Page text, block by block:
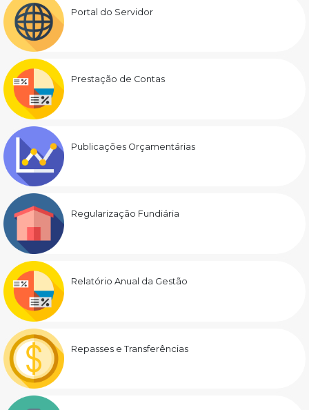
Portal do Servidor
Prestação de Contas
Publicações Orçamentárias
Regularização Fundiária
Relatório Anual da Gestão
Repasses e Transferências